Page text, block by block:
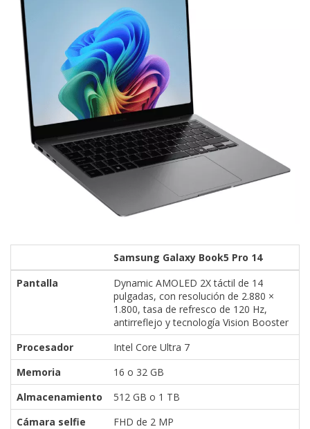
Samsung Galaxy Book5 Pro 14
Pantalla
Dynamic AMOLED 2X táctil de 14
pulgadas, con resolución de 2.880 ×
1.800, tasa de refresco de 120 Hz,
antirreflejo y tecnología Vision Booster
Procesador
Intel Core Ultra 7
Memoria
16 o 32 GB
Almacenamiento
512 GB o 1 TB
Cámara selfie
FHD de 2 MP